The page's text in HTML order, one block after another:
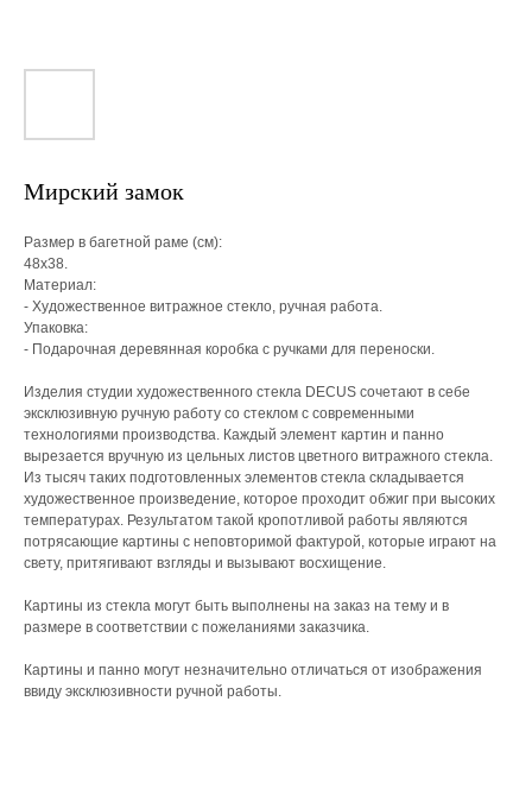
Мирский замок
Размер в багетной раме (см):
48x38.
Материал:
- Художественное витражное стекло, ручная работа.
Упаковка:
- Подарочная деревянная коробка с ручками для переноски.
Изделия студии художественного стекла DECUS сочетают в себе
эксклюзивную ручную работу со стеклом с современными
технологиями производства. Каждый элемент картин и панно
вырезается вручную из цельных листов цветного витражного стекла.
Из тысяч таких подготовленных элементов стекла складывается
художественное произведение, которое проходит обжиг при высоких
температурах. Результатом такой кропотливой работы являются
потрясающие картины с неповторимой фактурой, которые играют на
свету, притягивают взгляды и вызывают восхищение.
Картины из стекла могут быть выполнены на заказ на тему и в
размере в соответствии с пожеланиями заказчика.
Картины и панно могут незначительно отличаться от изображения
ввиду эксклюзивности ручной работы.